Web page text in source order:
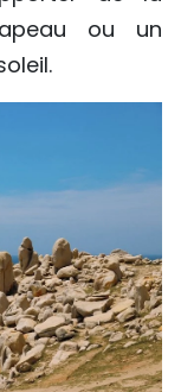
ou un